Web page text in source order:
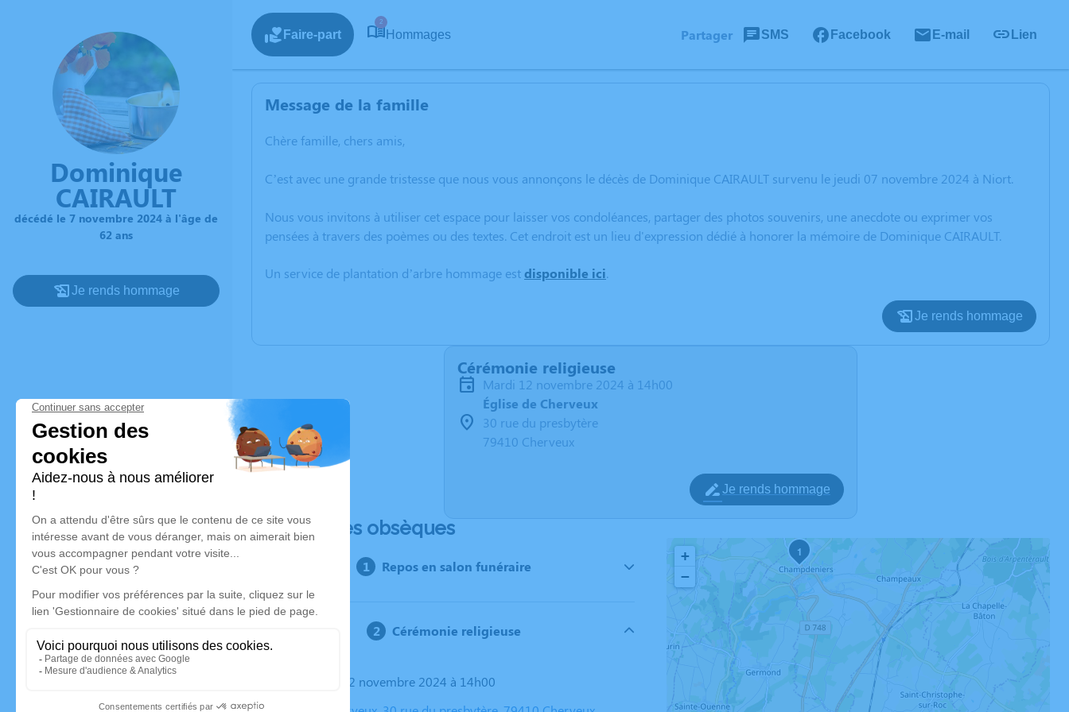
Dominique
CAIRAULT
décédé le 7 novembre 2024 à l'âge de
62 ans
Je rends hommage
Faire-part
2
Hommages Partager SMS Facebook E-mail Lien
Message de la famille
Chère famille, chers amis,
C’est avec une grande tristesse que nous vous annonçons le décès de Dominique CAIRAULT survenu le jeudi 07 novembre 2024 à Niort.
Nous vous invitons à utiliser cet espace pour laisser vos condoléances, partager des photos souvenirs, une anecdote ou exprimer vos
pensées à travers des poèmes ou des textes. Cet endroit est un lieu d'expression dédié à honorer la mémoire de Dominique CAIRAULT.
Un service de plantation d’arbre hommage estdisponible ici.
Je rends hommage
Cérémonie religieuse
mardi 12 novembre 2024 à 14h00
Église de Cherveux
30 rue du presbytère
79410 Cherveux
Je rends hommage
Déroulé des obsèques
Repos en salon funéraire
Cérémonie religieuse
Le mardi 12 novembre 2024 à 14h00
1
+
−